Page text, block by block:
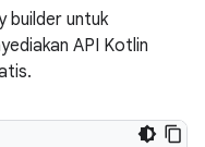
builder untuk
API Kotlin